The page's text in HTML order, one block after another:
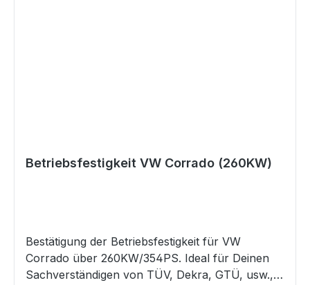
Betriebsfestigkeit VW Corrado (260KW)
Bestätigung der Betriebsfestigkeit für VW
Corrado über 260KW/354PS. Ideal für Deinen
Sachverständigen von TÜV, Dekra, GTÜ, usw.,